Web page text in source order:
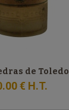
de Toledo
.00€ H.T.